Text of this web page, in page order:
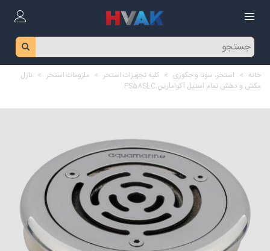
خانه > استخر، سونا و جکوزی > کلیه تجهیزات استخر > ملزومات استخر > نازل
مکش و دهش تمام استیل آکوامارین FS58SLC